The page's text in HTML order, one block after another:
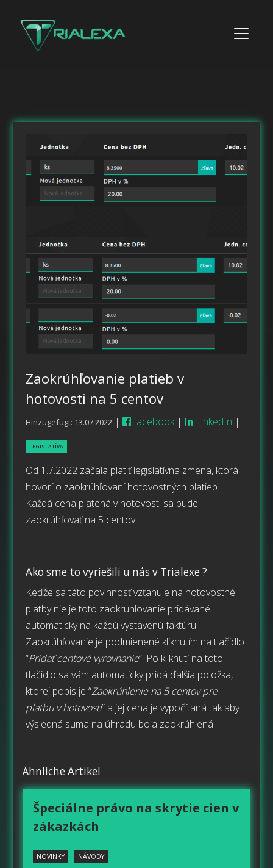
Zaokrúhľovanie platieb v
hotovosti na 5 centov
Hinzugefügt: 13.07.2022 | facebook| LinkedIn |
LEGISLATÍVA
Od 1.7.2022 začala platiť legislatívna zmena, ktorá
hovorí o zaokrúhľovaní hotovostných platieb.
Každá cena platená v hotovosti sa bude
zaokrúhľovať na 5 centov.
Ako sme to vyriešili u nás v Trialexe ?
Keďže sa táto povinnosť vzťahuje na hotovostné
platby nie je toto zaokruhlovanie pridávané
automaticky na každú vystavenú faktúru.
Zaokrúhľovanie je podmienené kliknutím na tlačidlo
“Pridať centové vyrovnanie”. Po kliknutí na toto
tlačidlo sa vám automaticky pridá ďalšia položka,
ktorej popis je “Zaokrúhlenie na 5 centov pre
platbu v hotovosti” a jej cena je vypočítaná tak aby
výsledná suma na úhradu bola zaokrúhlená.
Ähnliche Artikel
Špeciálne právo na skrytie cien v
zákazkách
NOVINKY NÁVODY